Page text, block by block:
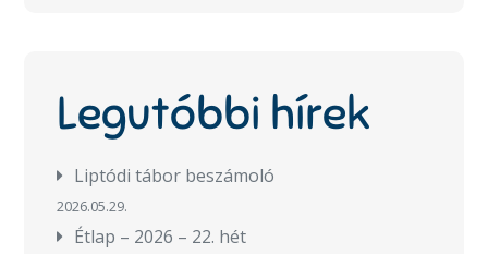
Legutóbbi hírek
Liptódi tábor beszámoló
2026.05.29.
Étlap – 2026 – 22. hét